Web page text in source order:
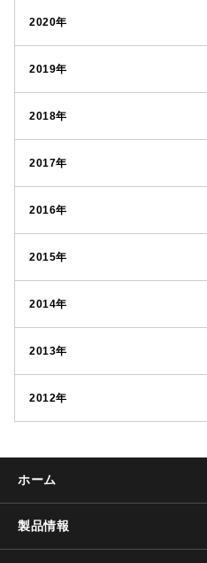
2020年
2019年
2018年
2017年
2016年
2015年
2014年
2013年
2012年
ホーム
製品情報